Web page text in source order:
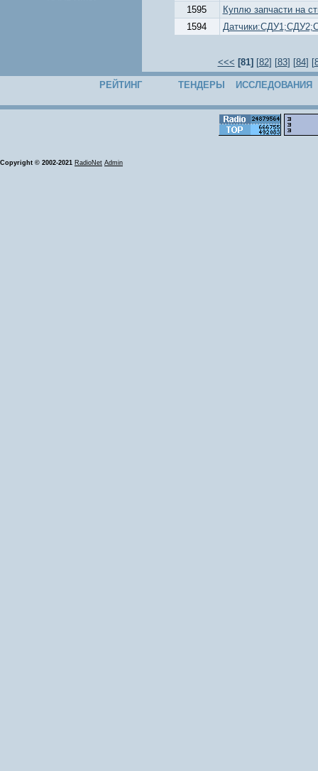
1595
Куплю запчасти на
1594
<<< [81] [82] [83] [84] [
РЕЙТИНГ ТЕНДЕРЫ ИССЛЕДОВАНИЯ
Copyright © 2002-2021 RadioNet Admin